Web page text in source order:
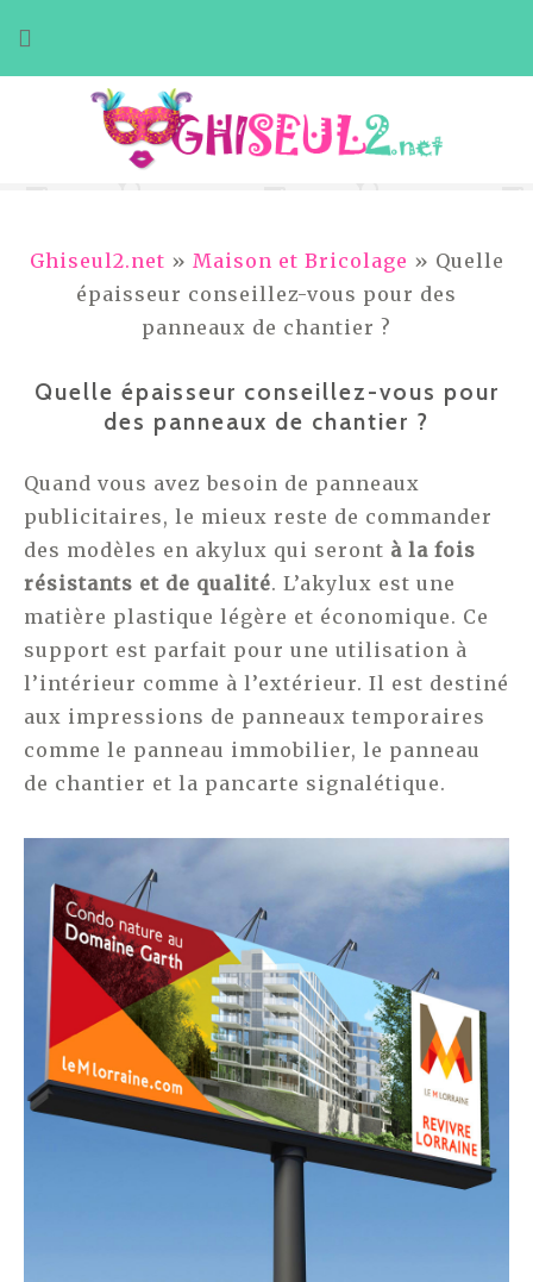
au
contenu
Ghiseul2.net » Maison et Bricolage » Quelle
épaisseur conseillez-vous pour des
panneaux de chantier ?
Quelle épaisseur conseillez-vous pour
des panneaux de chantier ?
Quand vous avez besoin de panneaux
publicitaires, le mieux reste de commander
des modèles en akylux qui seront à la fois
résistants et de qualité. L’akylux est une
matière plastique légère et économique. Ce
support est parfait pour une utilisation à
l’intérieur comme à l’extérieur. Il est destiné
aux impressions de panneaux temporaires
comme le panneau immobilier, le panneau
de chantier et la pancarte signalétique.